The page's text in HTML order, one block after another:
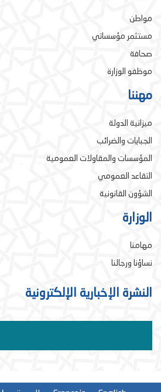
مواطن
مستثمر مؤسساتي
صحافة
موظفو الوزارة
مهننا
ميزانية الدولة
الجبايات والضرائب
المؤسسات والمقاولات العمومية
التقاعد العمومي
الشؤون القانونية
الوزارة
مهامنا
نساؤنا ورجالنا
النشرة الإخبارية الإلكترونية